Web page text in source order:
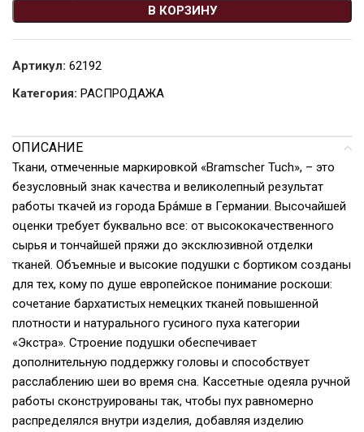
В КОРЗИНУ
Артикул: 62192
Категория: РАСПРОДАЖА
ОПИСАНИЕ
Ткани, отмеченные маркировкой «Bramscher Tuch», – это
безусловный знак качества и великолепный результат
работы ткачей из города Бра́мше в Германии. Высочайшей
оценки требует буквально все: от высококачественного
сырья и тончайшей пряжи до эксклюзивной отделки
тканей. Объемные и высокие подушки с бортиком созданы
для тех, кому по душе европейское понимание роскоши:
сочетание бархатистых немецких тканей повышенной
плотности и натурального гусиного пуха категории
«Экстра». Строение подушки обеспечивает
дополнительную поддержку головы и способствует
расслаблению шеи во время сна. Кассетные одеяла ручной
работы сконструированы так, чтобы пух равномерно
распределялся внутри изделия, добавляя изделию